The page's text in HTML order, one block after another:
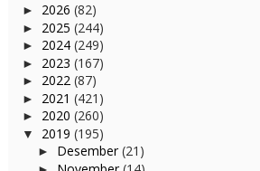
► 2026 (82)
► 2025 (244)
► 2024 (249)
► 2023 (167)
► 2022 (87)
► 2021 (421)
► 2020 (260)
▼ 2019 (195)
► Desember(21)